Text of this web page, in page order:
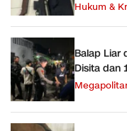
Hukum &
Balap Liar
Disita dan